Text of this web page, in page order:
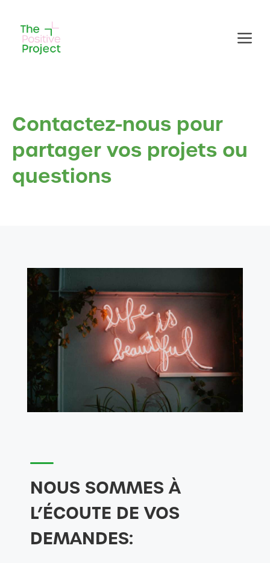
contenu
Contactez-nous pour
partager vos projets ou
questions
NOUS SOMMES À
L’ÉCOUTE DE VOS
DEMANDES: